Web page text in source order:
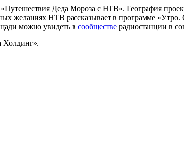
Деда Мороза с НТВ». География
желаниях НТВ рассказывает в программе
можно увидеть в сообществе радиостанции в
Холдинг».